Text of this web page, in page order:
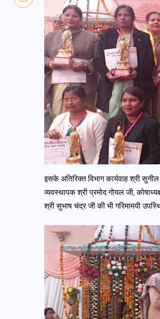
इसके अतिरिक्त विभाग कार्यवाह श्री
व्यवस्थापक श्री प्रमोद गोयल जी,
श्री सुभाष चंद्र जी की भी गरिमामयी